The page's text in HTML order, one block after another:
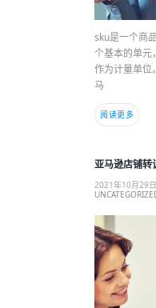
sku是一个商
个基本的单元
作为计量单位
马
阅读更多
亚马逊店铺转
2021年10月29日